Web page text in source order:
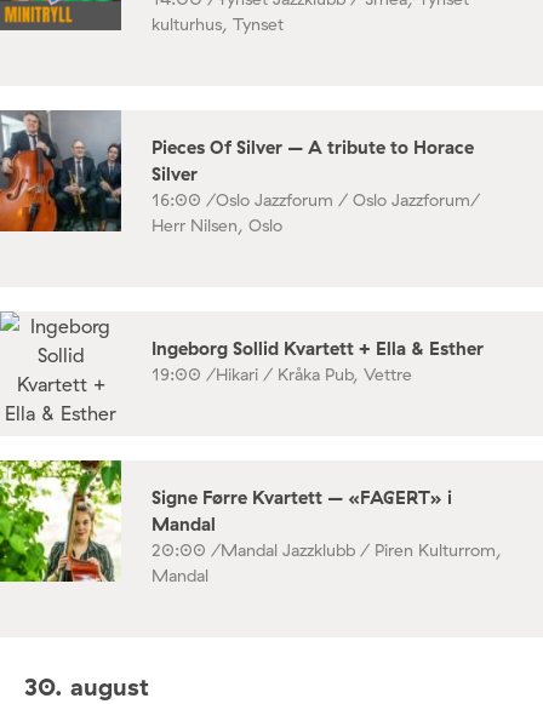
kulturhus, Tynset
Pieces Of Silver – A tribute to Horace
Silver
16:00 /Oslo Jazzforum / Oslo Jazzforum/
Herr Nilsen, Oslo
Ingeborg Sollid Kvartett + Ella & Esther
19:00 /Hikari / Kråka Pub, Vettre
Signe Førre Kvartett – «FAGERT» i
Mandal
20:00 /Mandal Jazzklubb / Piren Kulturrom,
Mandal
30. august